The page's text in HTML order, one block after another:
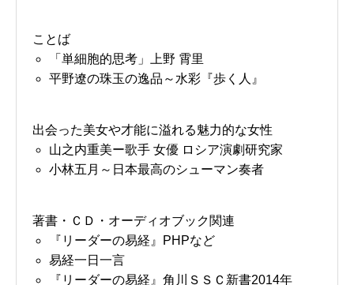
ことば
「単細胞的思考」上野 霄里
平野遼の珠玉の逸品～水彩『歩く人』
出会った美女や才能に溢れる魅力的な女性
山之内重美ー歌手 女優 ロシア演劇研究家
小林五月～日本最高のシューマン奏者
著書・ＣＤ・オーディオブック関連
『リーダーの易経』PHPなど
易経一日一言
『リーダーの易経』角川ＳＳＣ新書2014年